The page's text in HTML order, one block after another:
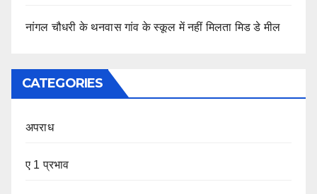
नांगल चौधरी के थनवास गांव के स्कूल में नहीं मिलता मिड डे मील
CATEGORIES
अपराध
ए 1 प्रभाव